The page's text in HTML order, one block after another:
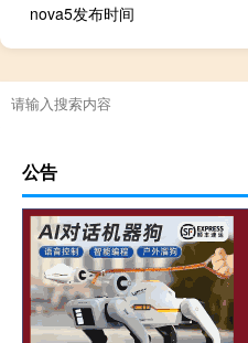
nova5发布时间
男子举重有多少个级别
csol怎么显示延迟
公告